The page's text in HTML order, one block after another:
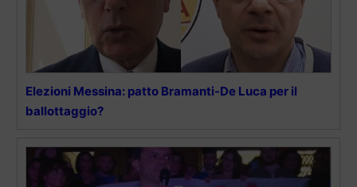
Elezioni Messina: patto Bramanti-De Luca per il
ballottaggio?